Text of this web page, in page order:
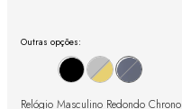
Outras opções:
Relógio Masculino Redondo Chrono